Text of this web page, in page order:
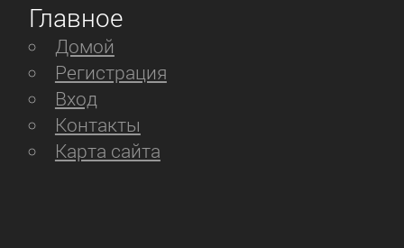
Главное
Домой
Регистрация
Вход
Контакты
Карта сайта